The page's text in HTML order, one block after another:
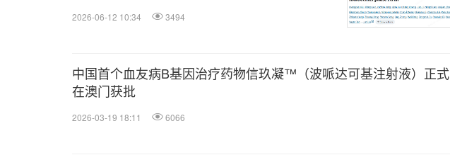
2026-06-12 10:34 3494
中国首个血友病B基因治疗药物信玖凝™（波哌达可基注射液）正式
在澳门获批
2026-03-19 18:11 6066